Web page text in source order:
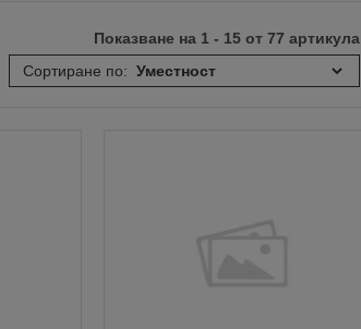
Показване на 1 - 15 от 77 артикула
Сортиране по: